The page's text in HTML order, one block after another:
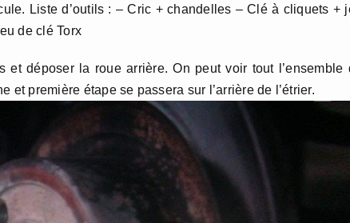
Liste d’outils : – Cric + chandelles – Clé à cliquets +
de clé Torx
déposer la roue arrière. On peut voir tout l’ensemble
première étape se passera sur l’arrière de l’étrier.